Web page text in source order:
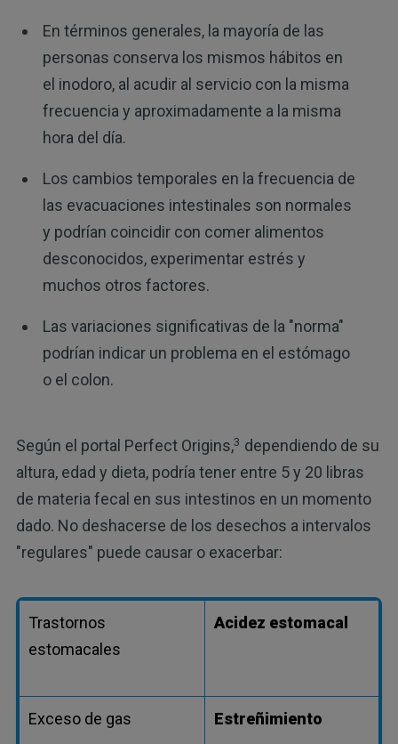
En términos generales, la mayoría de las
personas conserva los mismos hábitos en
el inodoro, al acudir al servicio con la misma
frecuencia y aproximadamente a la misma
hora del día.
Los cambios temporales en la frecuencia de
las evacuaciones intestinales son normales
y podrían coincidir con comer alimentos
desconocidos, experimentar estrés y
muchos otros factores.
Las variaciones significativas de la "norma"
podrían indicar un problema en el estómago
o el colon.
Según el portal Perfect Origins,3 dependiendo de su
altura, edad y dieta, podría tener entre 5 y 20 libras
de materia fecal en sus intestinos en un momento
dado. No deshacerse de los desechos a intervalos
"regulares" puede causar o exacerbar:
Trastornos
estomacales
Acidez estomacal
Exceso de gas Estreñimiento